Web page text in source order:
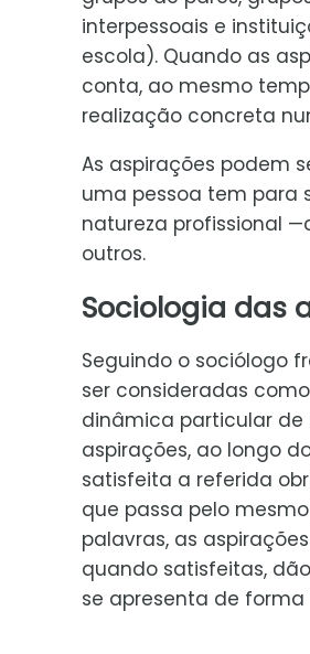
interpessoais e
escola). Quando as
conta, ao mesmo
realização concreta
As aspirações podem
uma pessoa tem para
natureza profissional
outros.
Sociologia das
Seguindo o sociólogo
ser consideradas
dinâmica particular de
aspirações, ao longo
satisfeita a referida
que passa pelo
palavras, as
quando satisfeitas,
se apresenta de